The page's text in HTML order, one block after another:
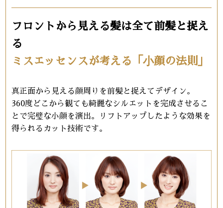
フロントから見える髪は全て前髪と捉え
る
ミスエッセンスが考える「⼩顔の法則」
真正面から見える顔周りを前髪と捉えてデザイン。
360度どこから観ても綺麗なシルエットを完成させるこ
とで完璧な小顔を演出。リフトアップしたような効果を
得られるカット技術です。